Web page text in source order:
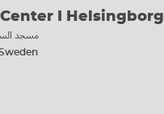
I Helsingborg
مسجد
Settings